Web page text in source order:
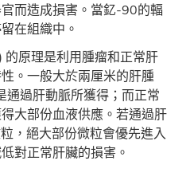
而造成損害。當釔-90的輻
在組織中。
的原理是利用腫瘤和正常肝
。一般大於兩厘米的肝腫
過肝動脈所獲得；而正常
大部份血液供應。若通過肝
，絕大部份微粒會優先進入
對正常肝臟的損害。